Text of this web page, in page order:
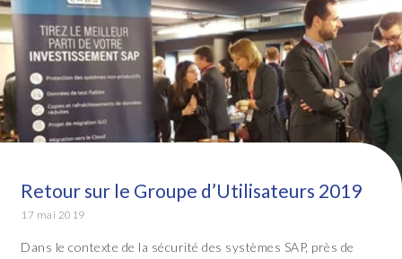
Retour sur le Groupe d’Utilisateurs 2019
17 mai 2019
Dans le contexte de la sécurité des systèmes SAP, près de